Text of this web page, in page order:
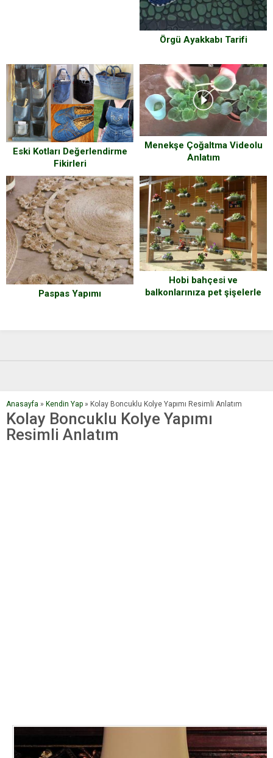
Örgü Ayakkabı Tarifi
Eski Kotları Değerlendirme
Fikirleri
Menekşe Çoğaltma Videolu
Anlatım
Paspas Yapımı
Hobi bahçesi ve
balkonlarınıza pet şişelerle
Anasayfa » Kendin Yap » Kolay Boncuklu Kolye Yapımı Resimli Anlatım
Kolay Boncuklu Kolye Yapımı
Resimli Anlatım